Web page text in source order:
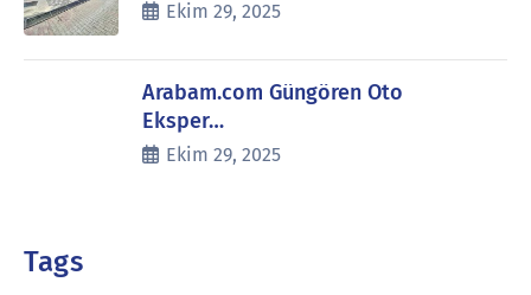
Ekim 29, 2025
Arabam.com Güngören Oto
Eksper…
Ekim 29, 2025
Tags